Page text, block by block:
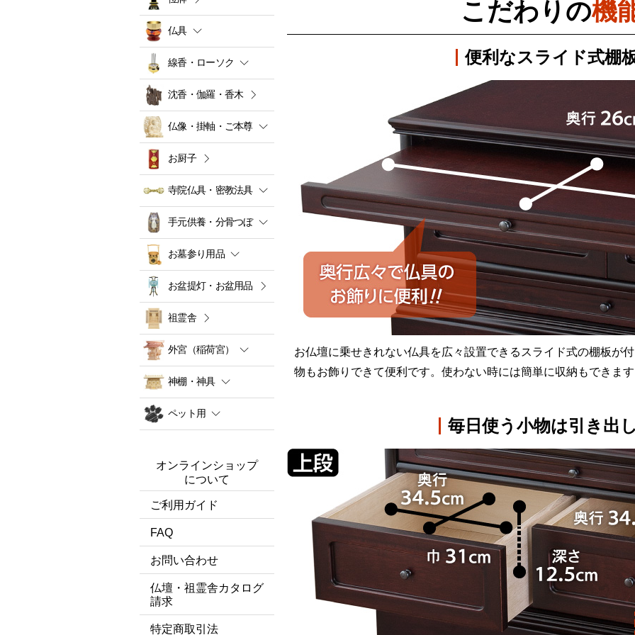
こだわりの機
便利なスライド式棚
お仏壇に乗せきれない仏具を広々設置できるスライド式の棚板が
物もお飾りできて便利です。使わない時には簡単に収納もできま
毎日使う 小物は引き出
仏具
線香・ローソク
沈香・伽羅・香木
仏像・掛軸・ご本尊
お厨子
寺院仏具・密教法具
手元供養・分骨つぼ
お墓参り用品
お盆提灯・お盆用品
祖霊舎
外宮（稲荷宮）
神棚・神具
ペット用
オンラインショップ
について
ご利用ガイド
FAQ
お問い合わせ
仏壇・祖霊舎カタログ
請求
特定商取引法